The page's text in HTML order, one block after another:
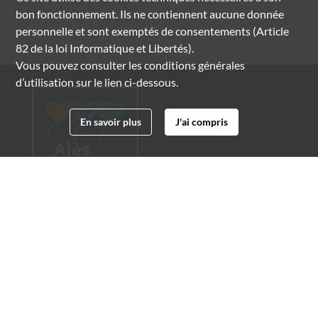
bon fonctionnement. Ils ne contiennent aucune donnée
personnelle et sont exemptés de consentements (Article
82 de la loi Informatique et Libertés).
Vous pouvez consulter les conditions générales
d’utilisation sur le lien ci-dessous.
En savoir plus J'ai compris